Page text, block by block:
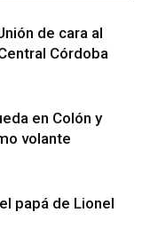
de cara al
Córdoba
en Colón y
volante
papá de Lionel